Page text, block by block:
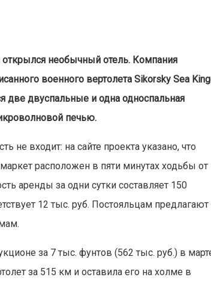
необычный отель. Компания
военного вертолета Sikorsky Sea
две двуспальные и одна односпальная
печью.
не входит: на сайте проекта указано, что
расположен в пяти минутах ходьбы от
аренды за одни сутки составляет 150
12 тыс. руб. Постояльцам предлагают
за 7 тыс. фунтов (562 тыс. руб.) в
за 515 км и оставила его на холме в